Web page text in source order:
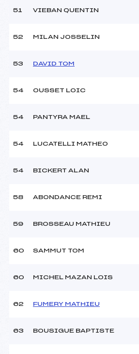
51 VIEBAN QUENTIN
52 MILAN JOSSELIN
53 DAVID TOM
54 OUSSET LOIC
54 PANTYRA MAEL
54 LUCATELLI MATHEO
54 BICKERT ALAN
58 ABONDANCE REMI
59 BROSSEAU MATHIEU
60 SAMMUT TOM
60 MICHEL MAZAN LOIS
62 FUMERY MATHIEU
63 BOUSIGUE BAPTISTE